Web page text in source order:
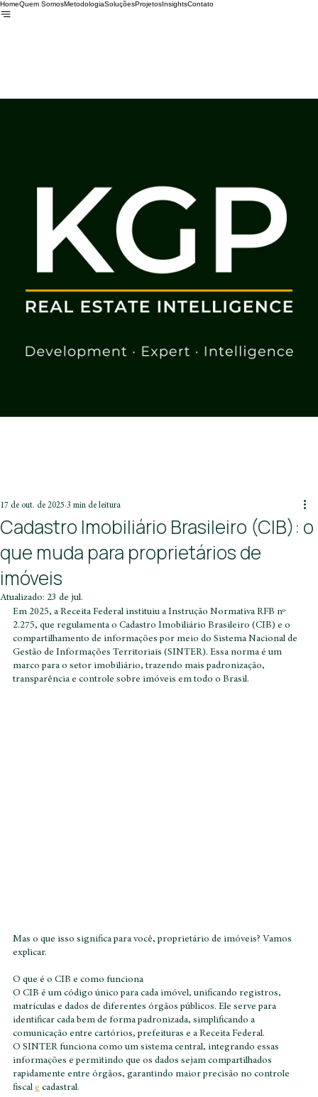
HomeQuem SomosMetodologiaSoluçõesProjetosInsightsContato
Cadastro Imobiliário Brasileiro (CIB): o
que muda para proprietários de
imóveis
17 de out. de 2025 3 min de leitura
Atualizado:23 de jul.
Em 2025, a Receita Federal instituiu a Instrução Normativa RFB nº
2.275, que regulamenta o Cadastro Imobiliário Brasileiro (CIB) e o
compartilhamento de informações por meio do Sistema Nacional de
Gestão de Informações Territoriais (SINTER). Essa norma é um
marco para o setor imobiliário, trazendo mais padronização,
Mas o que isso significa para você, proprietário de imóveis? Vamos
O que é o CIB e como funciona
O CIB é um código único para cada imóvel, unificando registros,
matrículas e dados de diferentes órgãos públicos. Ele serve para
identificar cada bem de forma padronizada, simplificando a
comunicação entre cartórios, prefeituras e a Receita Federal.
O SINTER funciona como um sistema central, integrando essas
informações e permitindo que os dados sejam compartilhados
rapidamente entre órgãos, garantindo maior precisão no controle